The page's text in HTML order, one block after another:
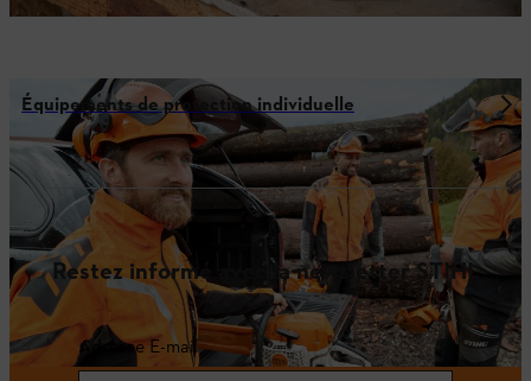
Équipements de protection individuelle
Restez informé avec la newsletter STIHL
Adresse E-mail